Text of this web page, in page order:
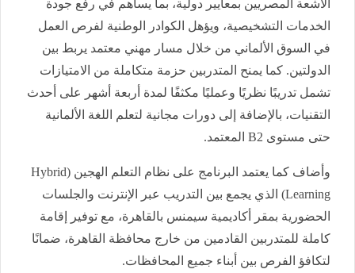
الأشعة المصريين بمعايير دولية، بما يساهم في رفع جودة
الخدمات التشخيصية، ويؤهل الكوادر الوطنية لفرص العمل
في السوق الألماني من خلال مسار مهني معتمد يربط بين
الدولتين. كما يمنح المتدربين حزمة متكاملة من الامتيازات
تشمل تدريبًا نظريًا وعمليًا مكثفًا لمدة أربعة أشهر على أحدث
التقنيات، بالإضافة إلى دورات مجانية لتعلم اللغة الألمانية
حتى مستوى B2 المعتمد.
وأضاف كما يعتمد البرنامج على نظام التعلم الهجين (Hybrid
Learning) الذي يجمع بين التدريب عبر الإنترنت والجلسات
الحضورية بمقر أكاديمية سيمنس بالقاهرة، مع توفير إقامة
كاملة للمتدربين القادمين من خارج محافظة القاهرة، ضمانًا
لتكافؤ الفرص بين أبناء جميع المحافظات.